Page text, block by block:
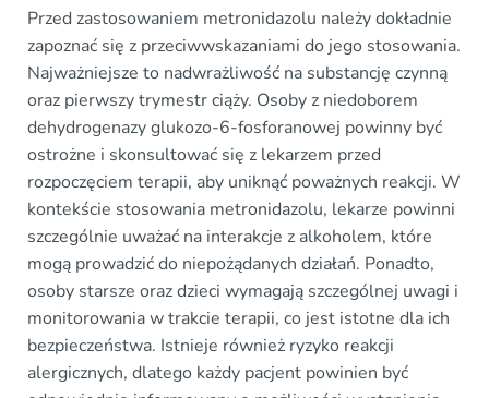
Przed zastosowaniem metronidazolu należy dokładnie
zapoznać się z przeciwwskazaniami do jego stosowania.
Najważniejsze to nadwrażliwość na substancję czynną
oraz pierwszy trymestr ciąży. Osoby z niedoborem
dehydrogenazy glukozo-6-fosforanowej powinny być
ostrożne i skonsultować się z lekarzem przed
rozpoczęciem terapii, aby uniknąć poważnych reakcji. W
kontekście stosowania metronidazolu, lekarze powinni
szczególnie uważać na interakcje z alkoholem, które
mogą prowadzić do niepożądanych działań. Ponadto,
osoby starsze oraz dzieci wymagają szczególnej uwagi i
monitorowania w trakcie terapii, co jest istotne dla ich
bezpieczeństwa. Istnieje również ryzyko reakcji
alergicznych, dlatego każdy pacjent powinien być